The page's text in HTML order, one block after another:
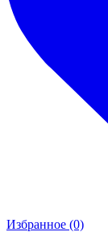
Избранное (0)